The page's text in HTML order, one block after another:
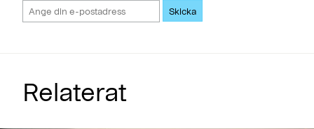
Skicka
Relaterat